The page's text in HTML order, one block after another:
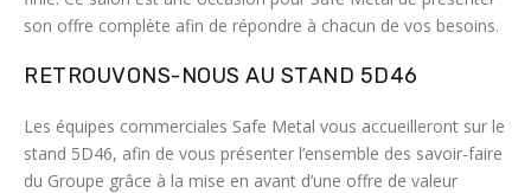
son offre complète afin de répondre à chacun de vos besoins.
RETROUVONS-NOUS AU STAND 5D46
Les équipes commerciales Safe Metal vous accueilleront sur le
stand 5D46, afin de vous présenter l’ensemble des savoir-faire
du Groupe grâce à la mise en avant d’une offre de valeur